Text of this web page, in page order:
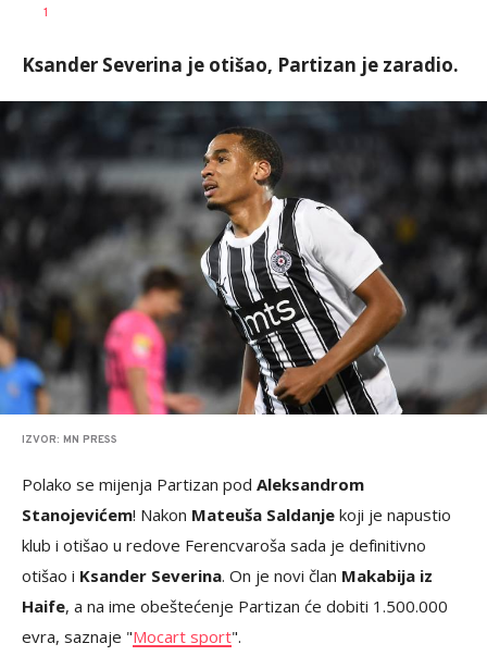
1
Ksander Severina je otišao, Partizan je zaradio.
IZVOR: MN PRESS
Polako se mijenja Partizan pod Aleksandrom
Stanojevićem! Nakon Mateuša Saldanje koji je napustio
klub i otišao u redove Ferencvaroša sada je definitivno
otišao i Ksander Severina. On je novi član Makabija iz
Haife, a na ime obeštećenje Partizan će dobiti 1.500.000
evra, saznaje "Mocart sport".